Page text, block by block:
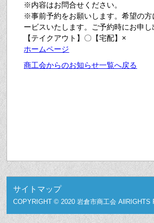
※内容はお問合せください。
※事前予約をお願いします。希望の方
ービスいたします。ご予約時にお申し
【テイクアウト】〇【宅配】×
ホームページ
商工会からのお知らせ一覧へ戻る
サイトマップ
COPYRIGHT © 2020 岩倉市商工会 AllRIGHTS